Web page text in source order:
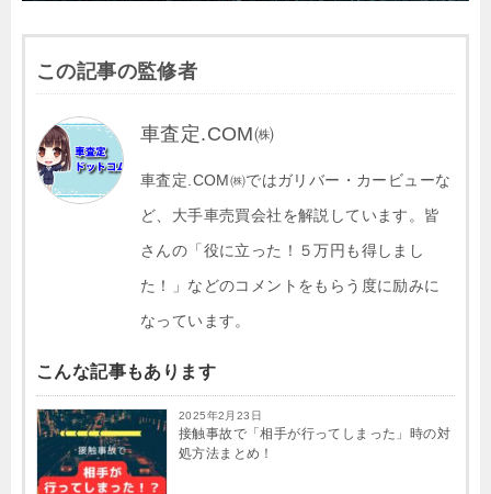
この記事の監修者
車査定.COM㈱
車査定.COM㈱ではガリバー・カービューな
ど、大手車売買会社を解説しています。皆
さんの「役に立った！５万円も得しまし
た！」などのコメントをもらう度に励みに
なっています。
こんな記事もあります
2025年2月23日
接触事故で「相手が行ってしまった」時の対
処方法まとめ！